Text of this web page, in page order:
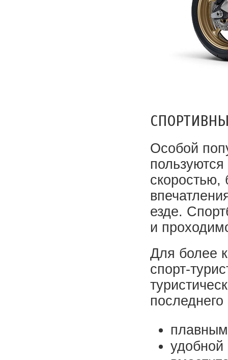
Особой
пользуются
езде.
и
Для более
спорт-
последнего
удобной